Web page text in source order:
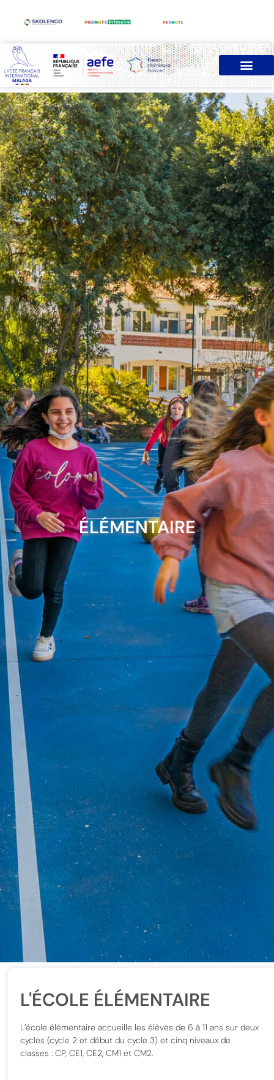
ÉLÉMENTAIRE
L'ÉCOLE ÉLÉMENTAIRE
L’école élémentaire accueille les élèves de 6 à 11 ans sur deux
cycles (cycle 2 et début du cycle 3) et cinq niveaux de
classes : CP, CE1, CE2, CM1 et CM2.